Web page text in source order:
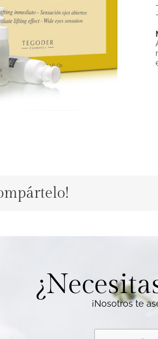
¡Nosotros te